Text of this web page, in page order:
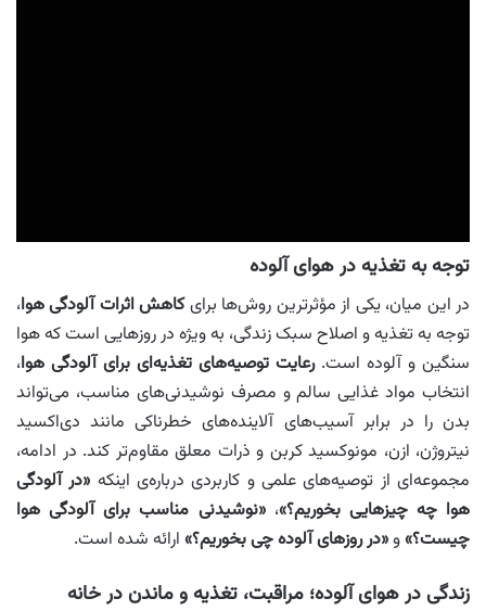
توجه به تغذیه در هوای آلوده
در این میان، یکی از مؤثرترین روش‌ها برایکاهش اثرات آلودگی هوا،
توجه به تغذیه و اصلاح سبک زندگی، به‌ ویژه در روزهایی است که هوا
سنگین و آلوده است.رعایت توصیه‌های تغذیه‌ای برای آلودگی هوا،
انتخاب مواد غذایی سالم و مصرف نوشیدنی‌های مناسب، می‌تواند
بدن را در برابر آسیب‌های آلاینده‌های خطرناکی مانند دی‌اکسید
نیتروژن، ازن، مونوکسید کربن و ذرات معلق مقاوم‌تر کند. در ادامه،
مجموعه‌ای از توصیه‌های علمی و کاربردی درباره‌ی اینکه «در آلودگی
هوا چه چیزهایی بخوریم؟»،«نوشیدنی مناسب برای آلودگی هوا
چیست؟»و«در روزهای آلوده چی بخوریم؟» ارائه شده است.
زندگی در هوای آلوده؛ مراقبت، تغذیه و ماندن در خانه